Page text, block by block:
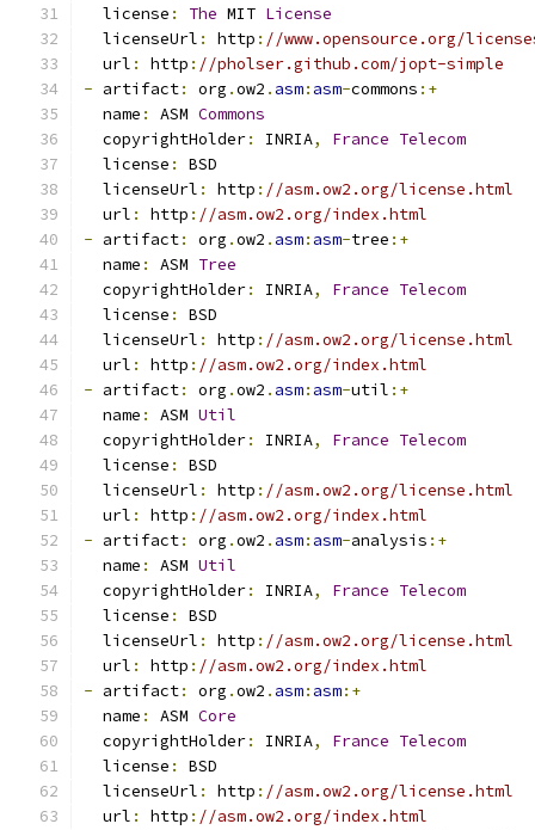
  license
: The MIT License
  licenseUrl
: http : //www.opensource.org/
  url
: http : //pholser.github.com/jopt-simple
- artifact: org .ow2 . asm: asm-commons :+
  name
: ASM Commons
  copyrightHolder
: INRIA, France Telecom
  license
:
BSD
  licenseUrl
: http : //asm.ow2.org/license.html
  url
: http : //asm.ow2.org/index.html
- artifact: org .ow2 . asm: asm-tree :+
  name
: ASM Tree
  copyrightHolder
: INRIA, France Telecom
  license
:
BSD
  licenseUrl
: http : //asm.ow2.org/license.html
  url
: http : //asm.ow2.org/index.html
- artifact: org .ow2 . asm: asm-util :+
  name
: ASM Util
  copyrightHolder
: INRIA, France Telecom
  license
:
BSD
  licenseUrl
: http : //asm.ow2.org/license.html
  url
: http : //asm.ow2.org/index.html
- artifact: org .ow2 . asm: asm-analysis :+
  name
: ASM Util
  copyrightHolder
: INRIA, France Telecom
  license
:
BSD
  licenseUrl
: http : //asm.ow2.org/license.html
  url
: http : //asm.ow2.org/index.html
- artifact: org .ow2 . asm: asm:+
  name
: ASM Core
  copyrightHolder
: INRIA, France Telecom
  license
:
BSD
  licenseUrl
: http : //asm.ow2.org/license.html
  url
: http : //asm.ow2.org/index.html